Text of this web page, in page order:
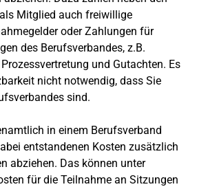
Mitglied auch freiwillige
oder Zahlungen für
des Berufsverbandes, z.B.
und Gutachten. Es
nicht notwendig, dass Sie
sind.
in einem Berufsverband
entstandenen Kosten zusätzlich
abziehen. Das können unter
für die Teilnahme an Sitzungen